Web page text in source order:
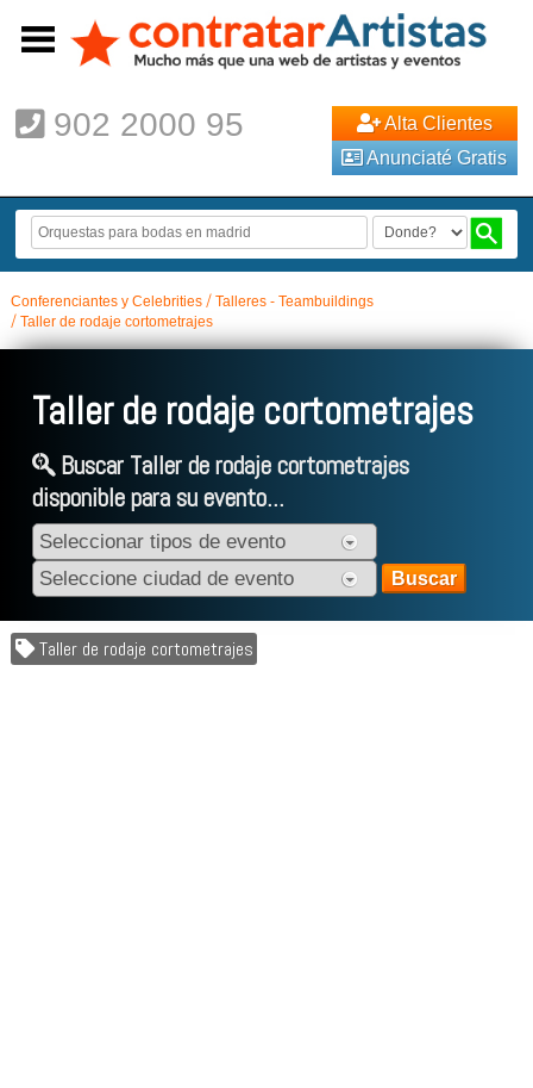
902 2000 95
Alta Clientes
Anunciaté Gratis
Conferenciantes y Celebrities
Talleres - Teambuildings
Taller de rodaje cortometrajes
Taller de rodaje cortometrajes
Buscar Taller de rodaje cortometrajes
disponible para su evento...
Taller de rodaje cortometrajes